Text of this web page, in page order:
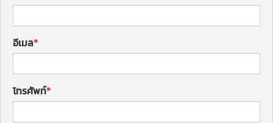
อีเมล
โทรศัพท์